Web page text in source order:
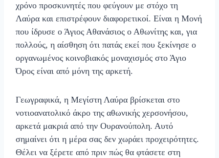
χρόνο προσκυνητές που φεύγουν με στόχο τη
Λαύρα και επιστρέφουν διαφορετικοί. Είναι η Μονή
που ίδρυσε ο Άγιος Αθανάσιος ο Αθωνίτης και, για
πολλούς, η αίσθηση ότι πατάς εκεί που ξεκίνησε ο
οργανωμένος κοινοβιακός μοναχισμός στο Άγιο
Όρος είναι από μόνη της αρκετή.
Γεωγραφικά, η Μεγίστη Λαύρα βρίσκεται στο
νοτιοανατολικό άκρο της αθωνικής χερσονήσου,
αρκετά μακριά από την Ουρανούπολη. Αυτό
σημαίνει ότι η μέρα σας δεν χωράει προχειρότητες.
Θέλει να ξέρετε από πριν πώς θα φτάσετε στη